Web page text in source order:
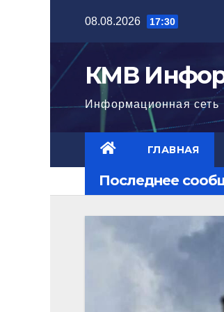
содержимому
08.08.2026 17:30
КМВ
Информационная сеть
ГЛАВНАЯ
Последнее
Ближний Восток горит. РФ